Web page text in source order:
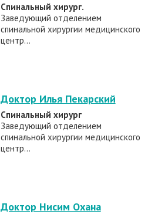
Cпинальный хирург.
Заведующий отделением
спинальной хирургии медицинского
центр...
Доктор Илья Пекарский
Спинальный хирург
Заведующий отделением
спинальной хирургии медицинского
центр...
Доктор Нисим Охана